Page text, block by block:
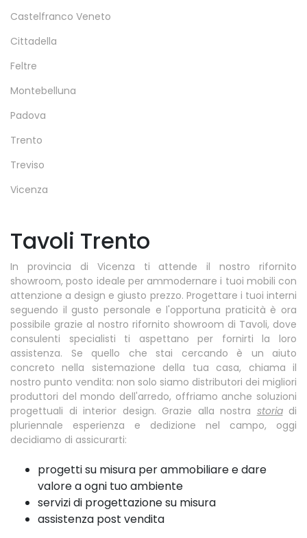
Castelfranco Veneto
Cittadella
Feltre
Montebelluna
Padova
Trento
Treviso
Vicenza
Tavoli Trento
In provincia di Vicenza ti attende il nostro rifornito
showroom, posto ideale per ammodernare i tuoi mobili con
attenzione a design e giusto prezzo. Progettare i tuoi interni
seguendo il gusto personale e l'opportuna praticità è ora
possibile grazie al nostro rifornito showroom di Tavoli, dove
consulenti specialisti ti aspettano per fornirti la loro
assistenza. Se quello che stai cercando è un aiuto
concreto nella sistemazione della tua casa, chiama il
nostro punto vendita: non solo siamo distributori dei migliori
produttori del mondo dell'arredo, offriamo anche soluzioni
progettuali di interior design. Grazie alla nostra storiadi
pluriennale esperienza e dedizione nel campo, oggi
decidiamo di assicurarti:
progetti su misura per ammobiliare e dare
valore a ogni tuo ambiente
servizi di progettazione su misura
assistenza post vendita